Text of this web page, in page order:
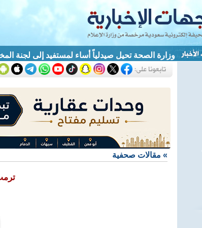
وزارة الصحة تحيل صيدلياً أساء لمستفيد إلى لجنة
» مقالات صحفية